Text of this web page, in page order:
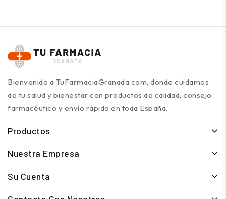
Bienvenido a TuFarmaciaGranada.com, donde cuidamos
de tu salud y bienestar con productos de calidad, consejo
farmacéutico y envío rápido en toda España.
Productos
Nuestra Empresa
Su Cuenta